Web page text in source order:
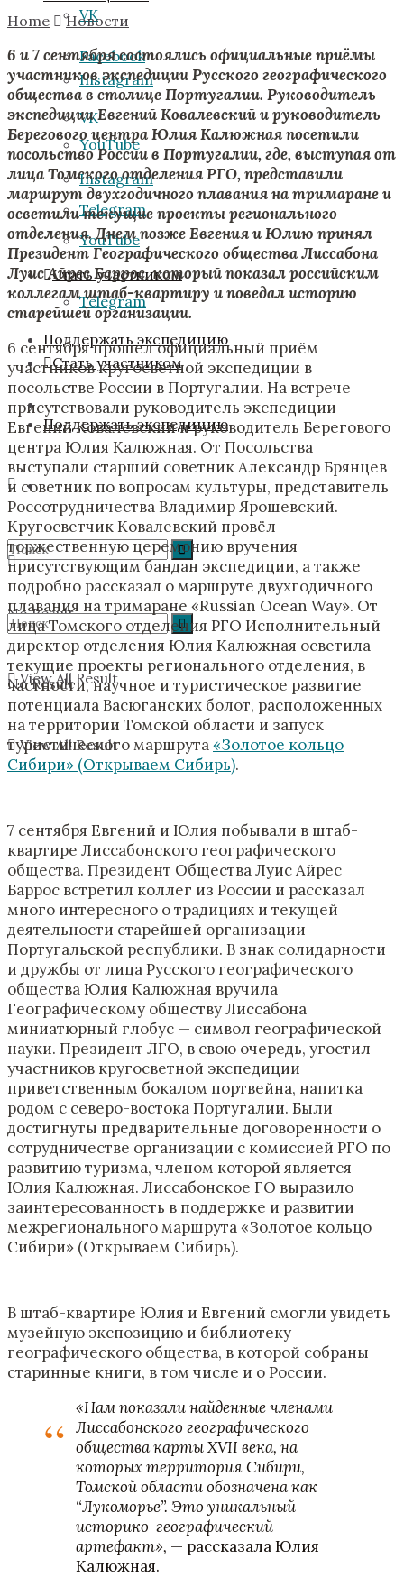
VK
Instagram
YouTube
Telegram
Стать участником
Поддержать экспедицию
No Result
View All Result
Facebook
VK
Instagram
YouTube
Telegram
Стать участником
Поддержать экспедицию
No Result
View All Result
Home Новости
6 и 7 сентября состоялись официальные приёмы
участников экспедиции Русского географического
общества в столице Португалии. Руководитель
экспедиции Евгений Ковалевский и руководитель
Берегового центра Юлия Калюжная посетили
посольство России в Португалии, где, выступая от
лица Томского отделения РГО, представили
маршрут двухгодичного плавания на тримаране и
осветили текущие проекты регионального
отделения. Днем позже Евгения и Юлию принял
Президент Географического общества Лиссабона
Луис Айрес Баррос, который показал российским
коллегам штаб-квартиру и поведал историю
старейшей организации.
6 сентября прошел официальный приём
участников кругосветной экспедиции в
посольстве России в Португалии. На встрече
присутствовали руководитель экспедиции
Евгений Ковалевский и руководитель Берегового
центра Юлия Калюжная. От Посольства
выступали старший советник Александр Брянцев
и советник по вопросам культуры, представитель
Россотрудничества Владимир Ярошевский.
Кругосветчик Ковалевский провёл
торжественную церемонию вручения
присутствующим бандан экспедиции, а также
подробно рассказал о маршруте двухгодичного
плавания на тримаране «Russian Ocean Way». От
лица Томского отделения РГО Исполнительный
директор отделения Юлия Калюжная осветила
текущие проекты регионального отделения, в
частности, научное и туристическое развитие
потенциала Васюганских болот, расположенных
на территории Томской области и запуск
туристического маршрута«Золотое кольцо
Сибири» (Открываем Сибирь).
7 сентября Евгений и Юлия побывали в штаб-
квартире Лиссабонского географического
общества. Президент Общества Луис Айрес
Баррос встретил коллег из России и рассказал
много интересного о традициях и текущей
деятельности старейшей организации
Португальской республики. В знак солидарности
и дружбы от лица Русского географического
общества Юлия Калюжная вручила
Географическому обществу Лиссабона
миниатюрный глобус — символ географической
науки. Президент ЛГО, в свою очередь, угостил
участников кругосветной экспедиции
приветственным бокалом портвейна, напитка
родом с северо-востока Португалии. Были
достигнуты предварительные договоренности о
сотрудничестве организации с комиссией РГО по
развитию туризма, членом которой является
Юлия Калюжная. Лиссабонское ГО выразило
заинтересованность в поддержке и развитии
межрегионального маршрута «Золотое кольцо
Сибири» (Открываем Сибирь).
В штаб-квартире Юлия и Евгений смогли увидеть
музейную экспозицию и библиотеку
географического общества, в которой собраны
старинные книги, в том числе и о России.
«‎‎Нам показали найденные членами
Лиссабонского географического
общества карты XVII века, на
которых территория Сибири,
Томской области обозначена как
“Лукоморье”. Это уникальный
историко-географический
артефакт», — рассказала Юлия
Калюжная.